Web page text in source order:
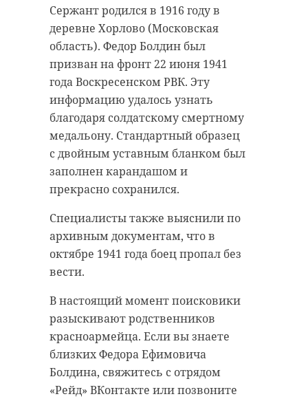
Сержант родился в 1916 году в
деревне Хорлово (Московская
область). Федор Болдин был
призван на фронт 22 июня 1941
года Воскресенском РВК. Эту
информацию удалось узнать
благодаря солдатскому смертному
медальону. Стандартный образец
с двойным уставным бланком был
заполнен карандашом и
прекрасно сохранился.
Специалисты также выяснили по
архивным документам, что в
октябре 1941 года боец пропал без
вести.
В настоящий момент поисковики
разыскивают родственников
красноармейца. Если вы знаете
близких Федора Ефимовича
Болдина, свяжитесь с отрядом
«Рейд» ВКонтакте или позвоните
Вручал медаль лично губернатор
Александр Дрозденко. Он также
отметил, что подарки
подготовлены и для всей
семьи. Как ранее сообщал
47channel, Сычевым подарят
мобильный телефон, ноутбук,
цветы и игрушки для детей.
Михаил Сычев
из Любани,
спасший
младшего брата
из пожара,
удостоен
награды "за
проявленное
мужество"
Торжественная церемония
награждения детей и подростков,
смелость в экстремальных ситуациях,
спасая человеческие жизни.
Поприветствовала юных героев и их
родны лично председатель Совета
Федерации Федерального собрания
РФ Валентина Матвиенко.
Федерального собрания РФ
Валентина Матвиенко.
Она отметила, что, несмотря на
свой возраст, все юные гости -
герои, обладающие храбростью,
чтобы прийти на помощь другим,
невзирая на опасность.
Хочу вас
что вы были
неравнодушны к
другим! Что вы
воды, огня, от
животных, не
допускали
преступлений. И
хочется также
сказать "спасибо"